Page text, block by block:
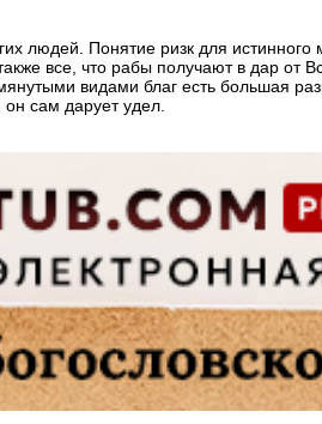
людей. Понятие ризк для
все, что рабы получают в дар
видами благ есть большая
сам дарует удел.